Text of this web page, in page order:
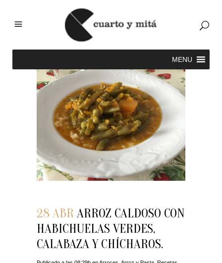
28 ABR ARROZ CALDOSO CON
HABICHUELAS VERDES,
CALABAZA Y CHÍCHAROS.